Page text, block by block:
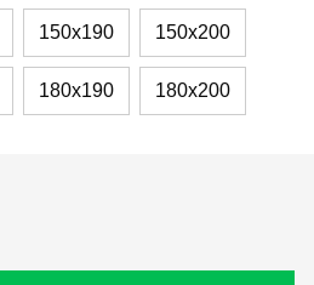
150х190 150х200
180х190 180х200